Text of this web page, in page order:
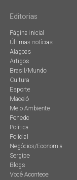
Editorias
Página inicial
Últimas notícias
Alagoas
Artigos
Brasil/Mundo
Cultura
Esporte
Maceió
Meio Ambiente
Penedo
Política
Policial
Negócios/Economia
Sergipe
Blogs
Você Acontece